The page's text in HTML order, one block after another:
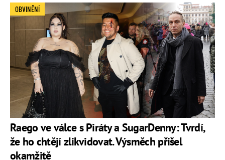
Raego ve válce s Piráty a SugarDenny: Tvrdí,
že ho chtějí zlikvidovat. Výsměch přišel
okamžitě
OBVINĚNÍ